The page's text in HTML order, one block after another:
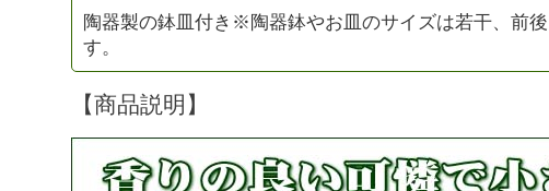
陶器製の鉢皿付き※陶器鉢やお皿のサイズは若干、前
す。
【商品説明】